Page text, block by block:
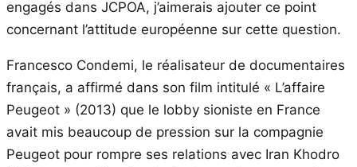
engagés dans JCPOA, j’aimerais ajouter ce point
concernant l’attitude européenne sur cette question.
Francesco Condemi, le réalisateur de documentaires
français, a affirmé dans son film intitulé « L’affaire
Peugeot » (2013) que le lobby sioniste en France
avait mis beaucoup de pression sur la compagnie
Peugeot pour rompre ses relations avec Iran Khodro